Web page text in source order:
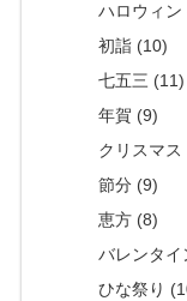
ハロウィン
初詣 (10)
七五三 (11)
年賀 (9)
クリスマス
節分 (9)
恵方 (8)
バレンタイ
ひな祭り